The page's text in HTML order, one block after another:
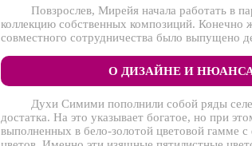
Повзрослев, Мирейя начала работать в
коллекцию собственных композиций. Конечно
совместного сотрудничества было выпущено
О ДИЗАЙНЕ И
Духи Симими пополнили собой ряды
достатка. На это указывает богатое, но при
выполненных в бело-золотой цветовой гамме